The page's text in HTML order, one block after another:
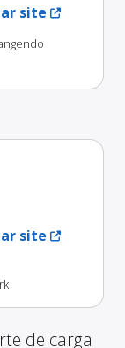
site
site
de carga